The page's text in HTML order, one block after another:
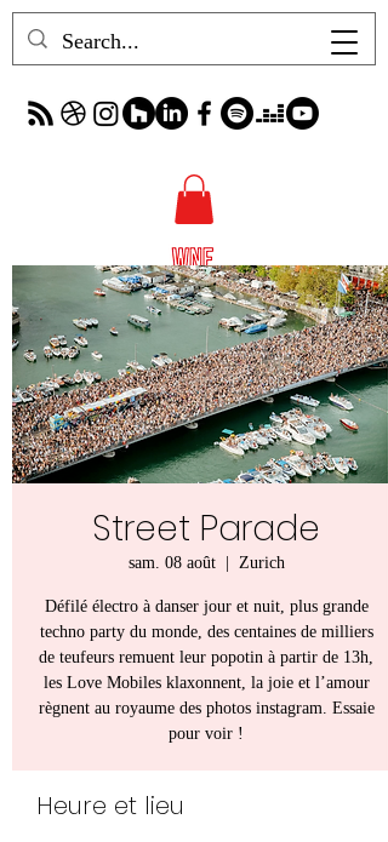
Street Parade
sam. 08 août
  |
Zurich
Défilé électro à danser jour et nuit, plus grande
techno party du monde, des centaines de milliers
de teufeurs remuent leur popotin à partir de 13h,
les Love Mobiles klaxonnent, la joie et l’amour
règnent au royaume des photos instagram. Essaie
pour voir !
Heure et lieu